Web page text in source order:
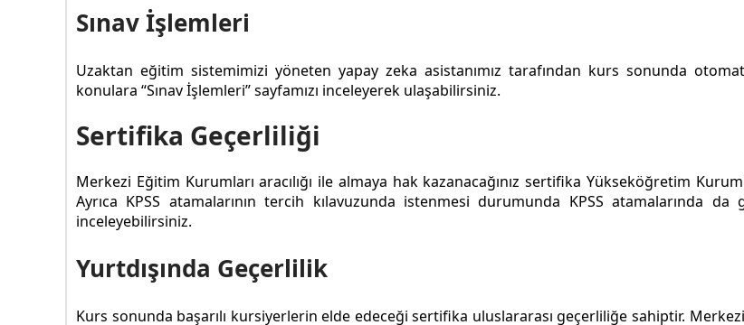
Sınav İşlemleri
Uzaktan eğitim sistemimizi yöneten yapay zeka asistanımız tarafından kurs sonunda
konulara “Sınav İşlemleri” sayfamızı inceleyerek ulaşabilirsiniz.
Sertifika Geçerliliği
Merkezi Eğitim Kurumları aracılığı ile almaya hak kazanacağınız sertifika Yükseköğretim
Ayrıca KPSS atamalarının tercih kılavuzunda istenmesi durumunda KPSS atamalarında
inceleyebilirsiniz.
Yurtdışında Geçerlilik
Kurs sonunda başarılı kursiyerlerin elde edeceği sertifika uluslararası geçerliliğe sahiptir.